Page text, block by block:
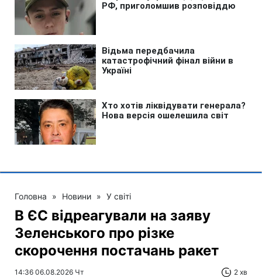
Головна » Новини » У світі
В ЄС відреагували на заяву
Зеленського про різке
скорочення постачань ракет
14:36 06.08.2026 Чт 2 хв